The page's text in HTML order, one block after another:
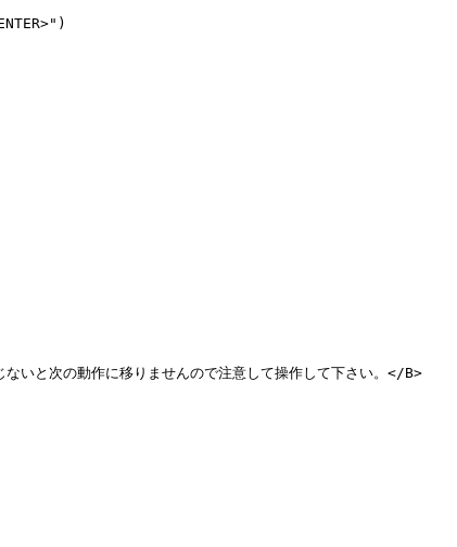
いと次の動作に移りませんので注意して操作して下さい。</B>